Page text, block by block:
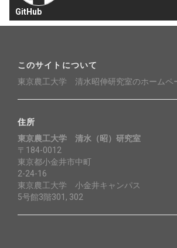
GitHub
このサイトについて
東京農工大学 清水昭伸研究室のホームペ
住所
東京農工大学 清水（昭）研究室
〒184-0012
東京都小金井市中町
2-24-16
東京農工大学 小金井キャンパス
5号館3階301, 302